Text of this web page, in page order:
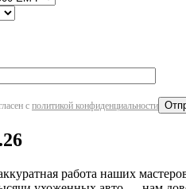
с политикой конфиденциальности
работа наших